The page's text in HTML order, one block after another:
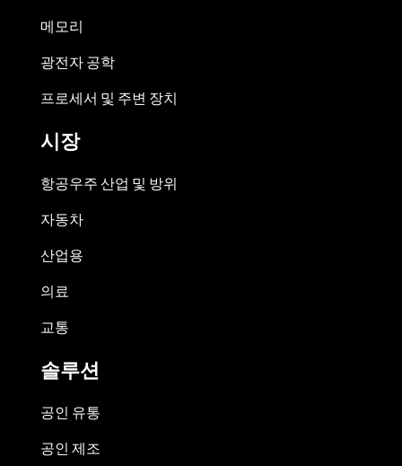
메모리
광전자 공학
프로세서 및 주변 장치
시장
항공우주 산업 및 방위
자동차
산업용
의료
교통
솔루션
공인 유통
공인 제조